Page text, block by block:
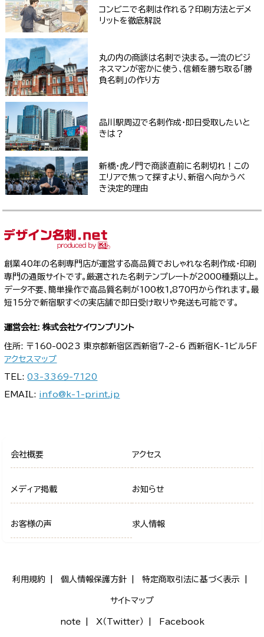
コンビニで名刺は作れる？印刷方法とデメ
リットを徹底解説
丸の内の商談は名刺で決まる。一流のビジ
ネスマンが密かに使う、信頼を勝ち取る「勝
負名刺」の作り方
品川駅周辺で名刺作成・即日受取したいと
きは？
新橋・虎ノ門で商談直前に名刺切れ！この
エリアで焦って探すより、新宿へ向かうべ
き決定的理由
創業40年の名刺専門店が運営する高品質でおしゃれな名刺作成・印刷
専門の通販サイトです。厳選された名刺テンプレートが2000種類以上。
データ不要、簡単操作で高品質名刺が100枚1,870円から作れます。最
短15分で新宿駅すぐの実店舗で即日受け取りや発送も可能です。
運営会社: 株式会社ケイワンプリント
住所: 〒160-0023 東京都新宿区西新宿7-2-6 西新宿K-1ビル5F
アクセスマップ
TEL:03-3369-7120
EMAIL: info@k-1-print.jp
会社概要 アクセス
メディア掲載 お知らせ
お客様の声 求人情報
利用規約 個人情報保護方針 特定商取引法に基づく表示
サイトマップ
note X（Twitter） Facebook